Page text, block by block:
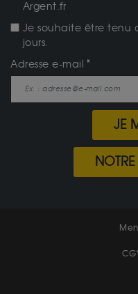
Argent.fr
Je souhaite être tenu
jours.
Adresse e-mail
JE